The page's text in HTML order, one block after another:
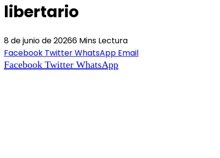
libertario
8 de junio de 20266 Mins Lectura
Facebook TwitterWhatsApp Email
Facebook Twitter WhatsApp